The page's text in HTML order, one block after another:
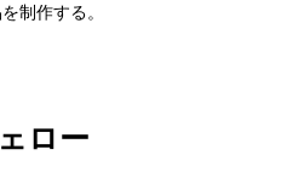
制作する。
ロー